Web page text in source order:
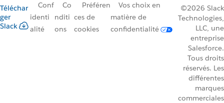
Téléchar
ger
Slack
Conf
identi
alité
Co
nditi
ons
Préféren
ces de
cookies
Vos choix en
matière de
confidentialité
©2026 Slack
Technologies,
LLC, une
entreprise
Salesforce.
Tous droits
réservés. Les
différentes
marques
commerciales